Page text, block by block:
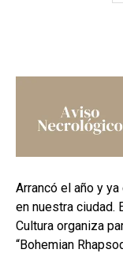
Arrancó el año y
en nuestra ciudad.
Cultura organiza
“Bohemian